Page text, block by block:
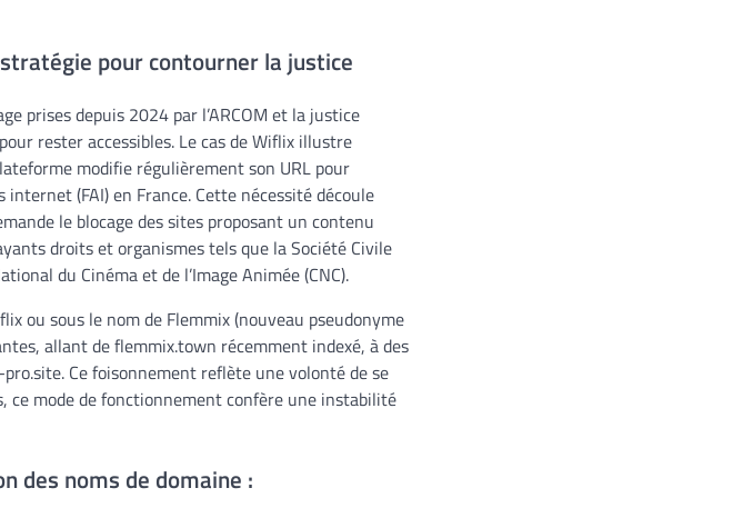
pour contourner la justice
prises depuis 2024 par l’ARCOM et la justice
rester accessibles. Le cas de Wiflix illustre
modifie régulièrement son URL pour
(FAI) en France. Cette nécessité découle
le blocage des sites proposant un contenu
droits et organismes tels que la Société Civile
du Cinéma et de l’Image Animée (CNC).
ou sous le nom de Flemmix (nouveau pseudonyme
allant de flemmix.town récemment indexé, à des
Ce foisonnement reflète une volonté de se
ce mode de fonctionnement confère une instabilité
des noms de domaine :